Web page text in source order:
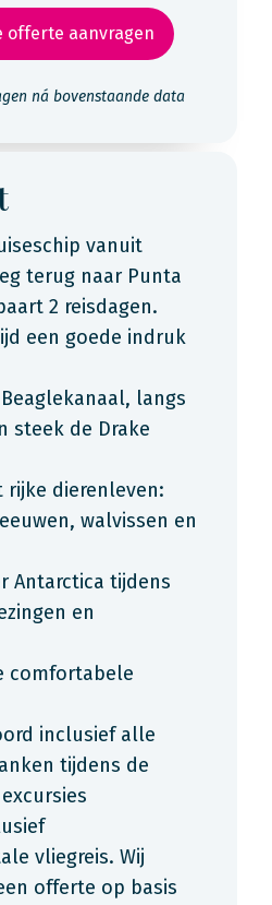
offerte aanvragen
ná bovenstaande data
vanuit
terug naar Punta
2 reisdagen.
een goede indruk
langs
steek de Drake
rijke dierenleven:
walvissen en
Antarctica tijdens
en
comfortabele
inclusief alle
tijdens de
vliegreis. Wij
offerte op basis